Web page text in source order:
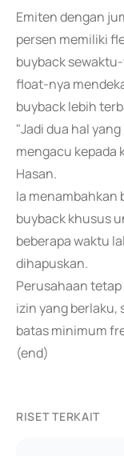
Emiten dengan
persen memiliki
buyback
float-nya
buyback lebih
"Jadi dua hal
mengacu kepada
Hasan.
Ia menambahkan
buyback khusus
beberapa waktu
dihapuskan.
Perusahaan
izin yang berlaku,
batas minimum
(end)
RISET TERKAIT